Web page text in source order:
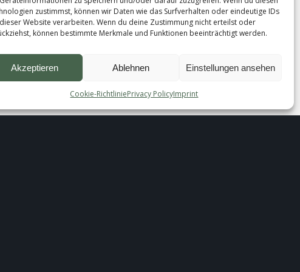
zustimmst, können wir Daten wie das Surfverhalten oder eindeutige IDs
Website verarbeiten. Wenn du deine Zustimmung nicht erteilst oder
können bestimmte Merkmale und Funktionen beeinträchtigt werden.
Akzeptieren Ablehnen Einstellungen ansehen
Cookie-RichtliniePrivacy PolicyImprint